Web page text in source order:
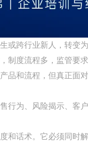
或跨行业新人，转变
制度流程多，监管要
品和流程，但真正面
行为、风险揭示、客
和话术。它必须同时